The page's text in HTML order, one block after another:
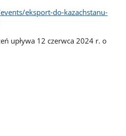
eksport-do-kazachstanu-
upływa 12 czerwca 2024 r. o